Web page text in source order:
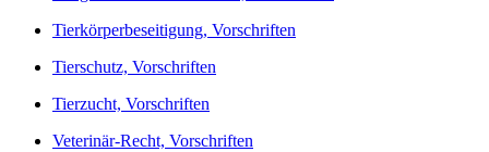
Tierkörperbeseitigung, Vorschriften
Tierschutz, Vorschriften
Tierzucht, Vorschriften
Veterinär-Recht, Vorschriften